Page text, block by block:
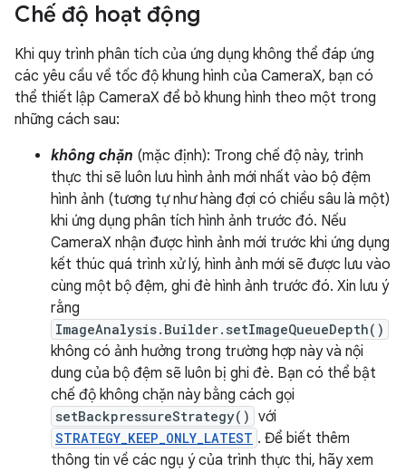
Chế độ hoạt động
Khi quy trình phân tích của ứng dụng không thể đáp ứng
các yêu cầu về tốc độ khung hình của CameraX, bạn có
thể thiết lập CameraX để bỏ khung hình theo một trong
những cách sau:
không chặn (mặc định): Trong chế độ này, trình
thực thi sẽ luôn lưu hình ảnh mới nhất vào bộ đệm
hình ảnh (tương tự như hàng đợi có chiều sâu là một)
khi ứng dụng phân tích hình ảnh trước đó. Nếu
CameraX nhận được hình ảnh mới trước khi ứng dụng
kết thúc quá trình xử lý, hình ảnh mới sẽ được lưu vào
cùng một bộ đệm, ghi đè hình ảnh trước đó. Xin lưu ý
rằng
ImageAnalysis.Builder.setImageQueueDepth()
không có ảnh hưởng trong trường hợp này và nội
dung của bộ đệm sẽ luôn bị ghi đè. Bạn có thể bật
chế độ không chặn này bằng cách gọi
setBackpressureStrategy() với
STRATEGY_KEEP_ONLY_LATEST . Để biết thêm
thông tin về các ngụ ý của trình thực thi, hãy xem